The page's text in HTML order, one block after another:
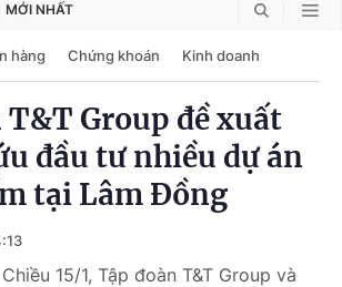
MỚI NHẤT
hàng Chứng khoán Kinh doanh
T&T Group đề xuất
đầu tư nhiều dự án
tại Lâm Đồng
15/1, Tập đoàn T&T Group và